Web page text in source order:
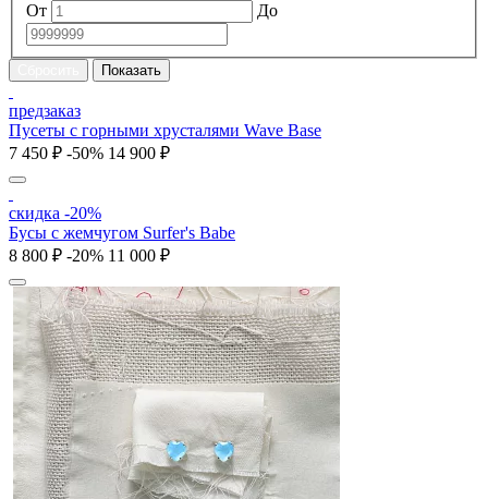
От
До
предзаказ
Пусеты с горными хрусталями Wave Base
7 450 ₽ -50% 14 900 ₽
скидка -20%
Бусы с жемчугом Surfer's Babe
8 800 ₽ -20% 11 000 ₽